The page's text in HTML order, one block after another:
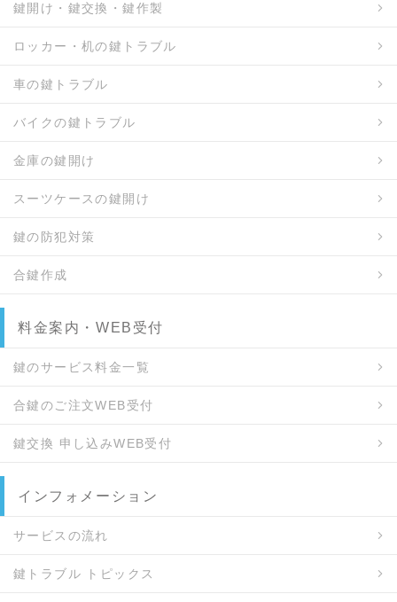
鍵開け・鍵交換・鍵作製
ロッカー・机の鍵トラブル
車の鍵トラブル
バイクの鍵トラブル
金庫の鍵開け
スーツケースの鍵開け
鍵の防犯対策
合鍵作成
料金案内・WEB受付
鍵のサービス料金一覧
合鍵のご注文WEB受付
鍵交換 申し込みWEB受付
インフォメーション
サービスの流れ
鍵トラブル トピックス